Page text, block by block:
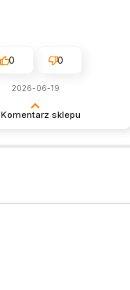
Komentarz sklepu
0 0
2026-06-19